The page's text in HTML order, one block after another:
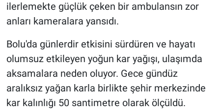
ilerlemekte güçlük çeken bir ambulansın zor
anları kameralara yansıdı.
Bolu'da günlerdir etkisini sürdüren ve hayatı
olumsuz etkileyen yoğun kar yağışı, ulaşımda
aksamalara neden oluyor. Gece gündüz
aralıksız yağan karla birlikte şehir merkezinde
kar kalınlığı 50 santimetre olarak ölçüldü.